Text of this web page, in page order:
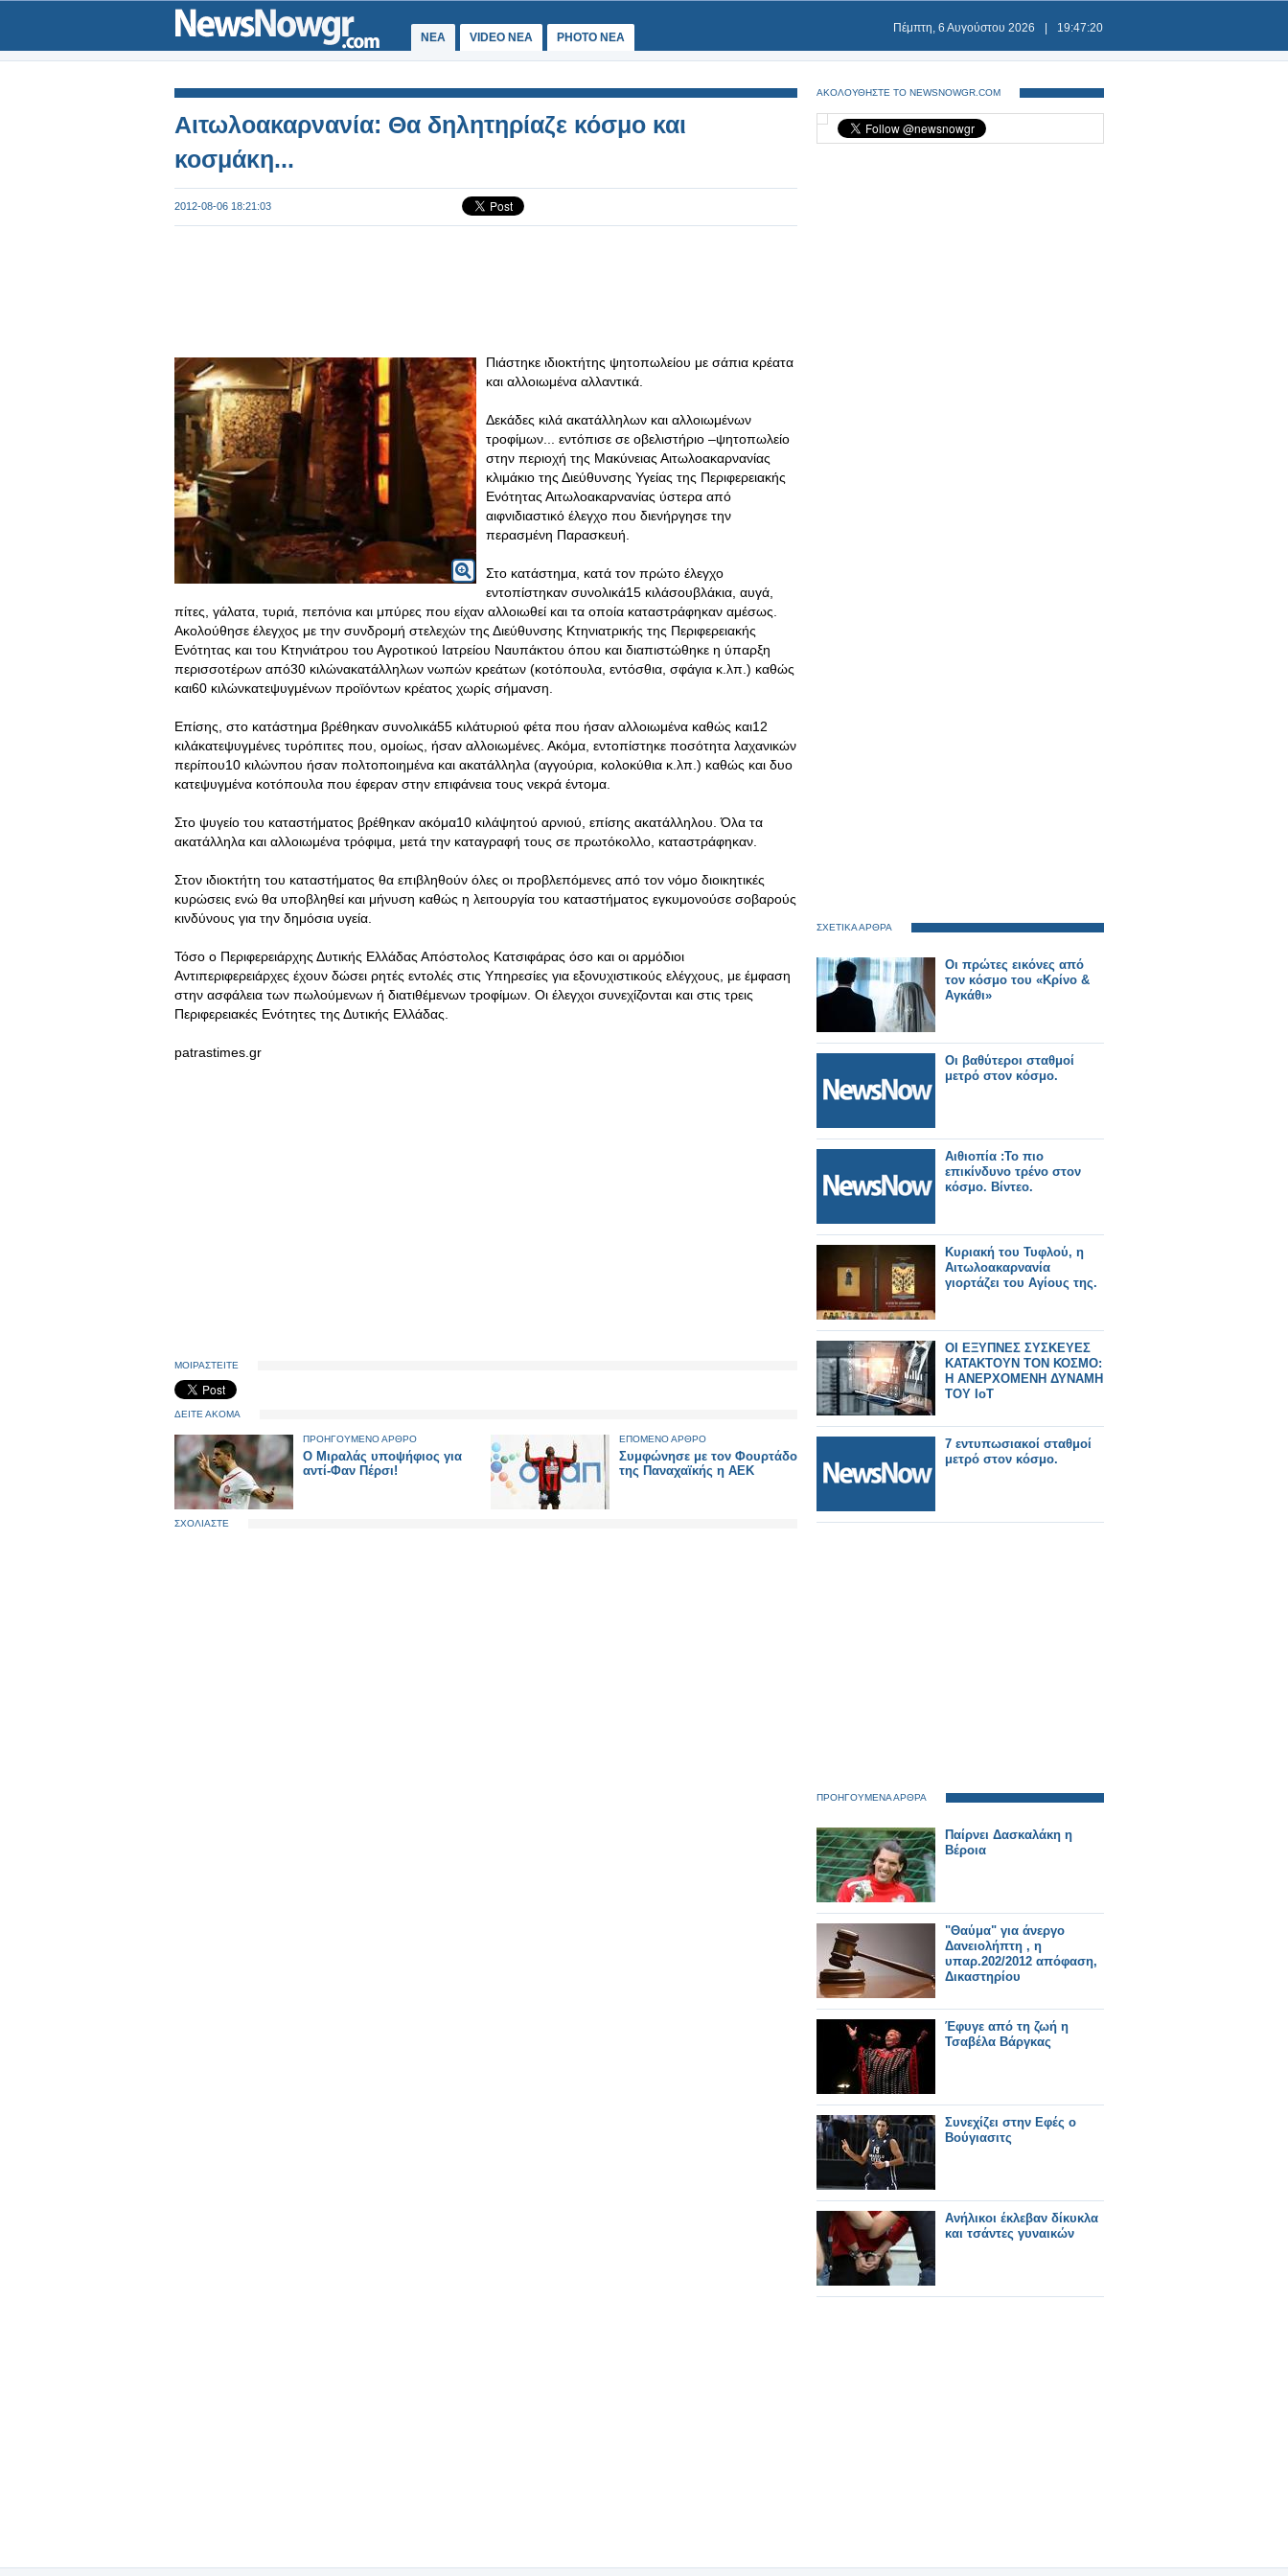
ΝΕΑ VIDEO NEA PHOTO NEA
Πέμπτη, 6 Αυγούστου 2026 19:47:20
Αιτωλοακαρνανία: Θα δηλητηρίαζε κόσμο και
κοσμάκη...
2012-08-06 18:21:03
Πιάστηκε ιδιοκτήτης ψητοπωλείου με σάπια κρέατα
και αλλοιωμένα αλλαντικά.
Δεκάδες κιλά ακατάλληλων και αλλοιωμένων
τροφίμων... εντόπισε σε οβελιστήριο –ψητοπωλείο
στην περιοχή της Μακύνειας Αιτωλοακαρνανίας
κλιμάκιο της Διεύθυνσης Υγείας της Περιφερειακής
Ενότητας Αιτωλοακαρνανίας ύστερα από
αιφνιδιαστικό έλεγχο που διενήργησε την
περασμένη Παρασκευή.
Στο κατάστημα, κατά τον πρώτο έλεγχο
εντοπίστηκαν συνολικά15 κιλάσουβλάκια, αυγά,
πίτες, γάλατα, τυριά, πεπόνια και μπύρες που είχαν αλλοιωθεί και τα οποία καταστράφηκαν αμέσως.
Ακολούθησε έλεγχος με την συνδρομή στελεχών της Διεύθυνσης Κτηνιατρικής της Περιφερειακής
Ενότητας και του Κτηνιάτρου του Αγροτικού Ιατρείου Ναυπάκτου όπου και διαπιστώθηκε η ύπαρξη
περισσοτέρων από30 κιλώνακατάλληλων νωπών κρεάτων (κοτόπουλα, εντόσθια, σφάγια κ.λπ.) καθώς
και60 κιλώνκατεψυγμένων προϊόντων κρέατος χωρίς σήμανση.
Επίσης, στο κατάστημα βρέθηκαν συνολικά55 κιλάτυριού φέτα που ήσαν αλλοιωμένα καθώς και12
κιλάκατεψυγμένες τυρόπιτες που, ομοίως, ήσαν αλλοιωμένες. Ακόμα, εντοπίστηκε ποσότητα λαχανικών
περίπου10 κιλώνπου ήσαν πολτοποιημένα και ακατάλληλα (αγγούρια, κολοκύθια κ.λπ.) καθώς και δυο
κατεψυγμένα κοτόπουλα που έφεραν στην επιφάνεια τους νεκρά έντομα.
Στο ψυγείο του καταστήματος βρέθηκαν ακόμα10 κιλάψητού αρνιού, επίσης ακατάλληλου. Όλα τα
ακατάλληλα και αλλοιωμένα τρόφιμα, μετά την καταγραφή τους σε πρωτόκολλο, καταστράφηκαν.
Στον ιδιοκτήτη του καταστήματος θα επιβληθούν όλες οι προβλεπόμενες από τον νόμο διοικητικές
κυρώσεις ενώ θα υποβληθεί και μήνυση καθώς η λειτουργία του καταστήματος εγκυμονούσε σοβαρούς
κινδύνους για την δημόσια υγεία.
Τόσο ο Περιφερειάρχης Δυτικής Ελλάδας Απόστολος Κατσιφάρας όσο και οι αρμόδιοι
Αντιπεριφερειάρχες έχουν δώσει ρητές εντολές στις Υπηρεσίες για εξονυχιστικούς ελέγχους, με έμφαση
στην ασφάλεια των πωλούμενων ή διατιθέμενων τροφίμων. Οι έλεγχοι συνεχίζονται και στις τρεις
Περιφερειακές Ενότητες της Δυτικής Ελλάδας.
patrastimes.gr
ΜΟΙΡΑΣΤΕΙΤΕ
ΔΕΙΤΕ ΑΚΟΜΑ
ΠΡΟΗΓΟΥΜΕΝΟ ΑΡΘΡΟ
Ο Μιραλάς υποψήφιος για
αντί-Φαν Πέρσι!
ΕΠΟΜΕΝΟ ΑΡΘΡΟ
Συμφώνησε με τον Φουρτάδο
της Παναχαϊκής η ΑΕΚ
ΣΧΟΛΙΑΣΤΕ
ΑΚΟΛΟΥΘΗΣΤΕ ΤΟ NEWSNOWGR.COM
ΣΧΕΤΙΚΑ ΑΡΘΡΑ
Οι πρώτες εικόνες από
τον κόσμο του «Κρίνο &
Αγκάθι»
Οι βαθύτεροι σταθμοί
μετρό στον κόσμο.
Αιθιοπία :Το πιο
επικίνδυνο τρένο στον
κόσμο. Βίντεο.
Κυριακή του Τυφλού, η
Αιτωλοακαρνανία
γιορτάζει του Αγίους της.
ΟΙ ΕΞΥΠΝΕΣ ΣΥΣΚΕΥΕΣ
ΚΑΤΑΚΤΟΥΝ ΤΟΝ ΚΟΣΜΟ:
Η ΑΝΕΡΧΟΜΕΝΗ ΔΥΝΑΜΗ
ΤΟΥ IoT
7 εντυπωσιακοί σταθμοί
μετρό στον κόσμο.
ΠΡΟΗΓΟΥΜΕΝΑ ΑΡΘΡΑ
Παίρνει Δασκαλάκη η
Βέροια
"Θαύμα" για άνεργο
Δανειολήπτη , η
υπαρ.202/2012 απόφαση,
Δικαστηρίου
Έφυγε από τη ζωή η
Τσαβέλα Βάργκας
Συνεχίζει στην Εφές ο
Βούγιασιτς
Ανήλικοι έκλεβαν δίκυκλα
και τσάντες γυναικών